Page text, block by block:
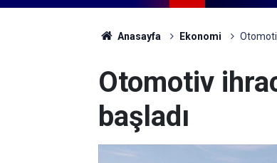
Anasayfa Ekonomi
Otomotiv
başladı